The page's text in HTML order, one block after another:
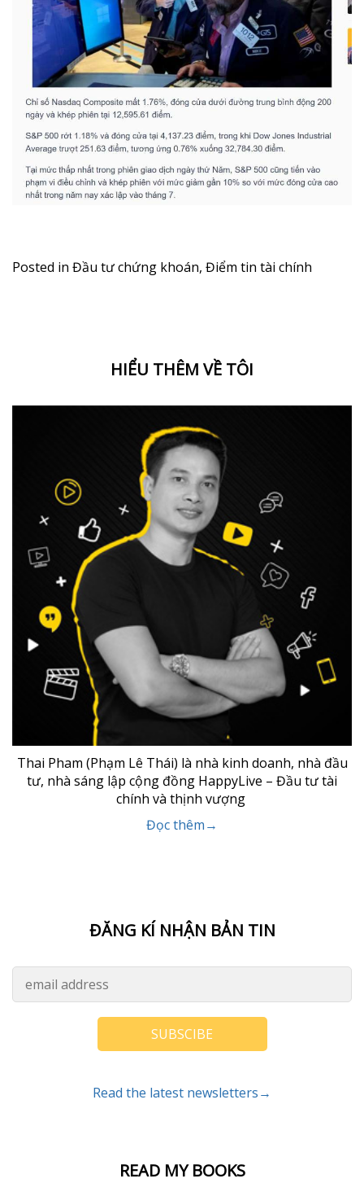
READ MY BOOKS
Posted in Đầu tư chứng khoán, Điểm tin tài chính
HIỂU THÊM VỀ TÔI
Thai Pham (Phạm Lê Thái) là nhà kinh doanh, nhà đầu
tư, nhà sáng lập cộng đồng HappyLive – Đầu tư tài
chính và thịnh vượng
Đọc thêm→
ĐĂNG KÍ NHẬN BẢN TIN
SUBSCIBE
Read the latest newsletters→